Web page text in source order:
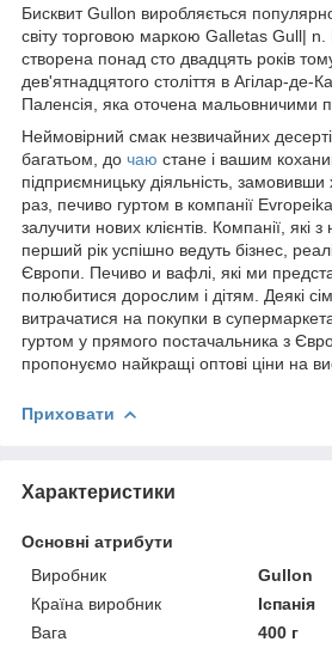
Бисквит Gullon виробляється
світу торговою маркою Galletas Gull| n.
створена понад сто двадцять років
дев'ятнадцятого століття в Агілар-де-
Паленсія, яка оточена мальовничими
Неймовірний смак незвичайних
багатьом, до чаю стане і вашим
підприємницьку діяльність,
раз, печиво гуртом в компанії
залучити нових клієнтів. Компанії,
перший рік успішно ведуть бізнес,
Європи. Печиво и вафлі, які ми
полюбитися дорослим і дітям. Деякі
витрачатися на покупки в
гуртом у прямого постачальника з
пропонуємо найкращі оптові ціни на
Приховати
Характеристики
Основні атрибути
Виробник
Gullon
Країна виробник
Іспанія
Вага
400 г